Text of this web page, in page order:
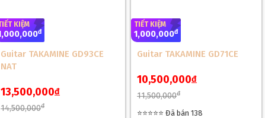
KIỆM
đ
Guitar TAKAMINE GD93CE
NAT
13,500,000đ
14,500,000đ
TIẾT KIỆM
1,000,000đ
Guitar TAKAMINE GD71CE
10,500,000đ
11,500,000đ
⭐⭐⭐⭐⭐ Đã bán 138